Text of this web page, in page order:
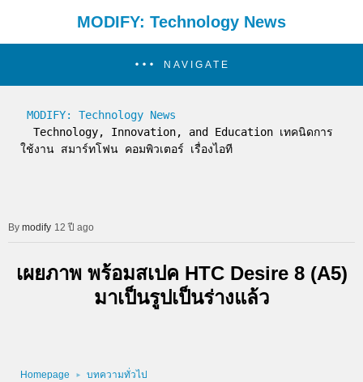
MODIFY: Technology News
NAVIGATE
MODIFY: Technology News
ใช้งาน สมาร์ทโฟน คอมพิวเตอร์ เรื่องไอที
modify 12 ปี ago
เผยภาพ พร้อมสเปค HTC Desire 8 (A5)
มาเป็นรูปเป็นร่างแล้ว
Homepage บทความทั่วไป